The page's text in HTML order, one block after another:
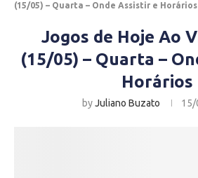
(15/05) – Quarta – Onde Assistir e Horários
Jogos de Hoje Ao
(15/05) – Quarta –
Horários
byJuliano Buzato 15/